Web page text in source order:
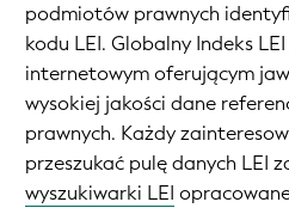
podmiotów prawnych
kodu LEI. Globalny Indeks
internetowym oferującym
wysokiej jakości dane
prawnych. Każdy
przeszukać pulę danych LEI
wyszukiwarki LEI